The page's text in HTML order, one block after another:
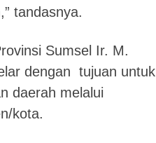
tandasnya.
Sumsel Ir. M.
dengan tujuan untuk
daerah melalui
kota.